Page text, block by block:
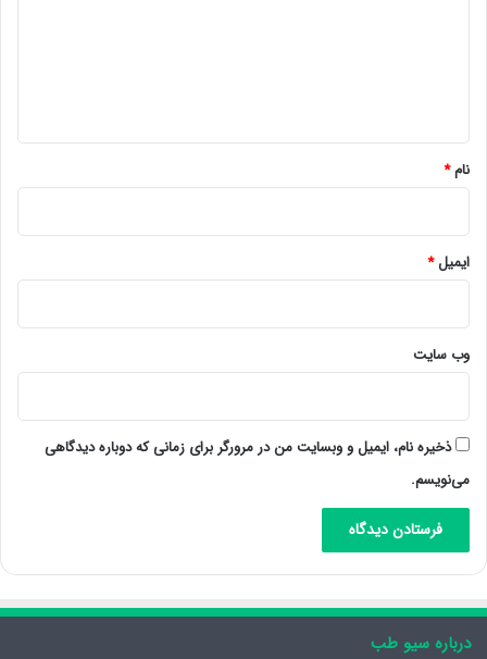
نام*
ایمیل*
وب‌ سایت
ذخیره نام، ایمیل و وبسایت من در مرورگر برای زمانی که دوباره دیدگاهی
می‌نویسم.
درباره سیو طب